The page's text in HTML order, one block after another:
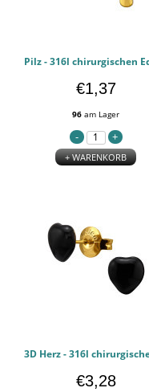
€1,37
96 am Lager
+ WARENKORB
€3,28